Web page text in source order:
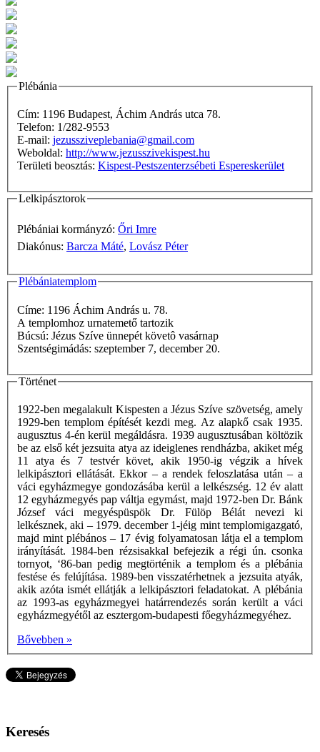
Plébánia
Cím: 1196 Budapest, Áchim András utca 78.
Telefon: 1/282-9553
E-mail: jezussziveplebania@gmail.com
Weboldal: http://www.jezusszivekispest.hu
Területi beosztás: Kispest-Pestszenterzsébeti Espereskerület
Lelkipásztorok
Plébániai kormányzó: Őri Imre
Diakónus: Barcza Máté, Lovász Péter
Plébániatemplom
Címe: 1196 Áchim András u. 78.
A templomhoz urnatemető tartozik
Búcsú: Jézus Szíve ünnepét követô vasárnap
Szentségimádás: szeptember 7, december 20.
Történet
1922-ben megalakult Kispesten a Jézus Szíve szövetség, amely
1929-ben templom építését kezdi meg. Az alapkő csak 1935.
augusztus 4-én kerül megáldásra. 1939 augusztusában költözik
be az első két jezsuita atya az ideiglenes rendházba, akiket még
11 atya és 7 testvér követ, akik 1950-ig végzik a hívek
lelkipásztori ellátását. Ekkor – a rendek feloszlatása után – a
váci egyházmegye gondozásába kerül a lelkészség. 12 év alatt
12 egyházmegyés pap váltja egymást, majd 1972-ben Dr. Bánk
József váci megyéspüspök Dr. Fülöp Bélát nevezi ki
lelkésznek, aki – 1979. december 1-jéig mint templomigazgató,
majd mint plébános – 17 évig folyamatosan látja el a templom
irányítását. 1984-ben rézsisakkal befejezik a régi ún. csonka
tornyot, ‘86-ban pedig megtörténik a templom és a plébánia
festése és felújítása. 1989-ben visszatérhetnek a jezsuita atyák,
akik azóta ismét ellátják a lelkipásztori feladatokat. A plébánia
az 1993-as egyházmegyei határrendezés során került a váci
egyházmegyétől az esztergom-budapesti főegyházmegyéhez.
Bővebben »
Keresés